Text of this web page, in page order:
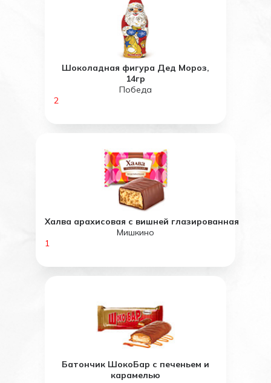
Шоколадная фигура Дед Мороз,
14гр
Победа
2
Халва арахисовая с вишней глазированная
Мишкино
1
Батончик ШокоБар с печеньем и
карамелью